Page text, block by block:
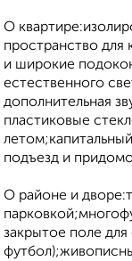
О
пространство для
и широкие
естественного
дополнительная
пластиковые
подъезд и
О районе и
закрытое поле для